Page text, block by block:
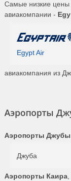
Самые низкие цены
авиакомпании -
Egypt Air
авиакомпания из
Аэропорты
Аэропорты Джубы
Джуба
Аэропорты Каира